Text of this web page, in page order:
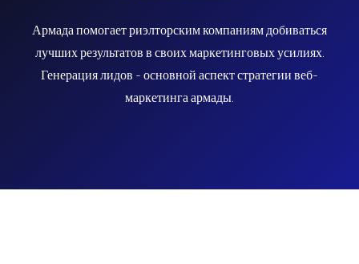
Армада помогает риэлторским компаниям добиваться
лучших результатов в своих маркетинговых усилиях.
Генерация лидов - основной аспект стратегии веб-
маркетинга армады.